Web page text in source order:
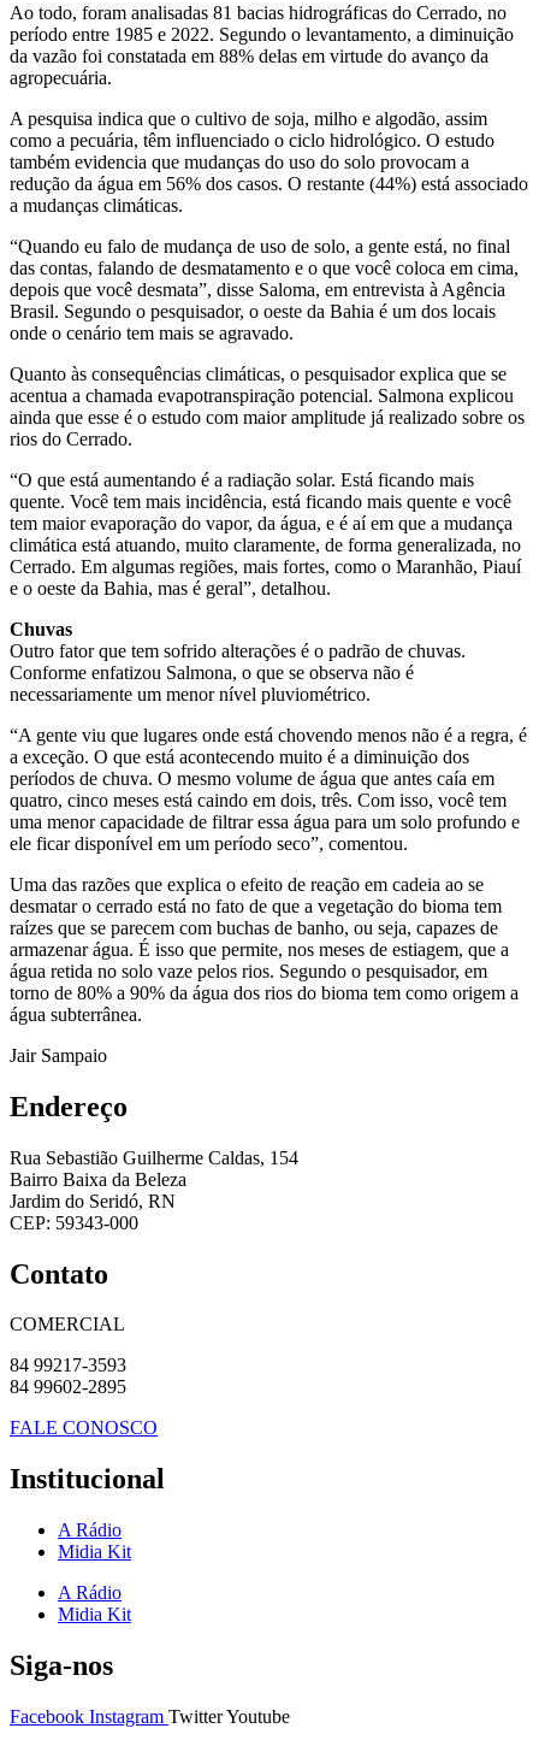
Ao todo, foram analisadas 81 bacias hidrográficas do Cerrado, no
período entre 1985 e 2022. Segundo o levantamento, a diminuição
da vazão foi constatada em 88% delas em virtude do avanço da
agropecuária.
A pesquisa indica que o cultivo de soja, milho e algodão, assim
como a pecuária, têm influenciado o ciclo hidrológico. O estudo
também evidencia que mudanças do uso do solo provocam a
redução da água em 56% dos casos. O restante (44%) está associado
a mudanças climáticas.
“Quando eu falo de mudança de uso de solo, a gente está, no final
das contas, falando de desmatamento e o que você coloca em cima,
depois que você desmata”, disse Saloma, em entrevista à Agência
Brasil. Segundo o pesquisador, o oeste da Bahia é um dos locais
onde o cenário tem mais se agravado.
Quanto às consequências climáticas, o pesquisador explica que se
acentua a chamada evapotranspiração potencial. Salmona explicou
ainda que esse é o estudo com maior amplitude já realizado sobre os
rios do Cerrado.
“O que está aumentando é a radiação solar. Está ficando mais
quente. Você tem mais incidência, está ficando mais quente e você
tem maior evaporação do vapor, da água, e é aí em que a mudança
climática está atuando, muito claramente, de forma generalizada, no
Cerrado. Em algumas regiões, mais fortes, como o Maranhão, Piauí
e o oeste da Bahia, mas é geral”, detalhou.
Chuvas
Outro fator que tem sofrido alterações é o padrão de chuvas.
Conforme enfatizou Salmona, o que se observa não é
necessariamente um menor nível pluviométrico.
“A gente viu que lugares onde está chovendo menos não é a regra, é
a exceção. O que está acontecendo muito é a diminuição dos
períodos de chuva. O mesmo volume de água que antes caía em
quatro, cinco meses está caindo em dois, três. Com isso, você tem
uma menor capacidade de filtrar essa água para um solo profundo e
ele ficar disponível em um período seco”, comentou.
Uma das razões que explica o efeito de reação em cadeia ao se
desmatar o cerrado está no fato de que a vegetação do bioma tem
raízes que se parecem com buchas de banho, ou seja, capazes de
armazenar água. É isso que permite, nos meses de estiagem, que a
água retida no solo vaze pelos rios. Segundo o pesquisador, em
torno de 80% a 90% da água dos rios do bioma tem como origem a
água subterrânea.
Jair Sampaio
Endereço
Rua Sebastião Guilherme Caldas, 154
Bairro Baixa da Beleza
Jardim do Seridó, RN
CEP: 59343-000
Contato
COMERCIAL
84 99217-3593
84 99602-2895
FALE CONOSCO
Institucional
A Rádio
Midia Kit
A Rádio
Midia Kit
Siga-nos
Facebook Instagram TwitterYoutube